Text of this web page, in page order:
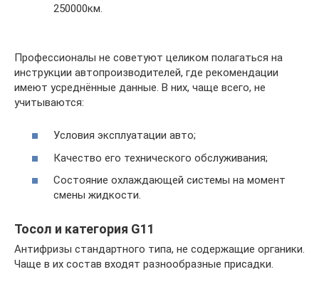
250000км.
Профессионалы не советуют целиком полагаться на
инструкции автопроизводителей, где рекомендации
имеют усреднённые данные. В них, чаще всего, не
учитываются:
Условия эксплуатации авто;
Качество его технического обслуживания;
Состояние охлаждающей системы на момент
смены жидкости.
Тосол и категория G11
Антифризы стандартного типа, не содержащие органики.
Чаще в их состав входят разнообразные присадки.